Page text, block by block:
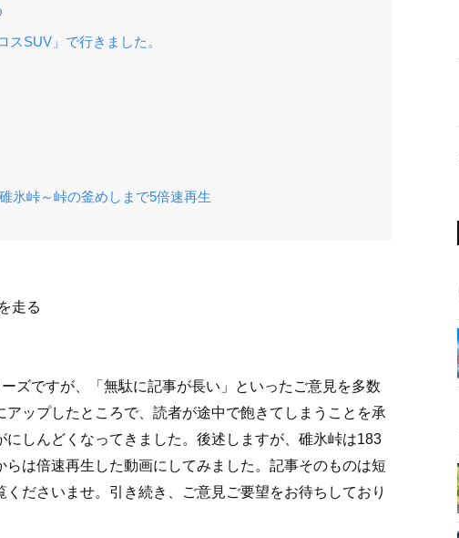
SUV」で行きました。
氷峠～峠の釜めしまで5倍速再生
走る
ズですが、「無駄に記事が長い」といったご意見を多数
ップしたところで、読者が途中で飽きてしまうことを承
しんどくなってきました。後述しますが、碓氷峠は183
は倍速再生した動画にしてみました。記事そのものは短
ださいませ。引き続き、ご意見ご要望をお待ちしており